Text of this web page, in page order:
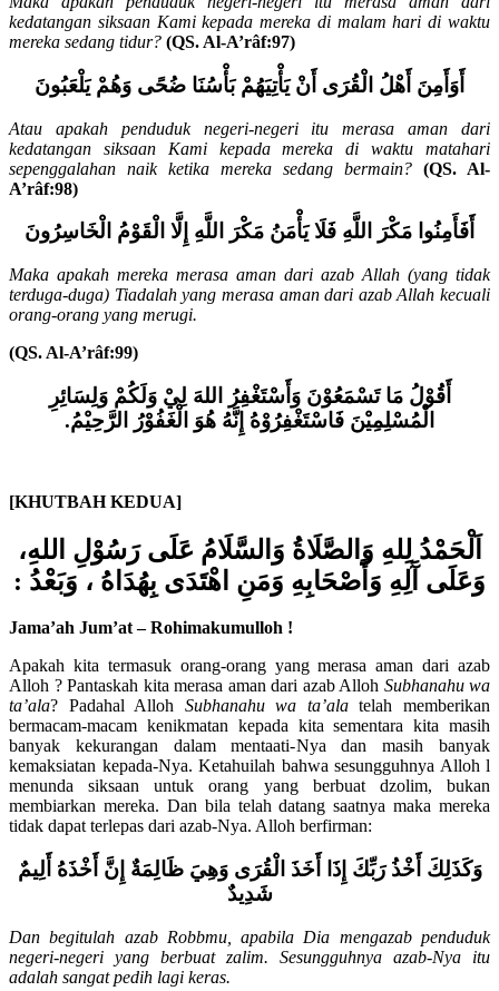
Maka apakah penduduk negeri-negeri itu merasa aman dari
kedatangan siksaan Kami kepada mereka di malam hari di waktu
(QS. Al-A’râf:97)
أَوَأَمِنَ أَهْلُ الْقُرَى أَنْ يَأْتِيَهُمْ بَأْسُنَا ضُحًى وَهُمْ يَلْعَبُونَ
Atau apakah penduduk negeri-negeri itu merasa aman dari
kedatangan siksaan Kami kepada mereka di waktu matahari
sepenggalahan naik ketika mereka sedang bermain?
أَفَأَمِنُوا مَكْرَ اللَّهِ فَلَا يَأْمَنُ مَكْرَ اللَّهِ إِلَّا الْقَوْمُ الْخَاسِرُونَ
Maka apakah mereka merasa aman dari azab Allah (yang tidak
terduga-duga) Tiadalah yang merasa aman dari azab Allah kecuali
قُوْلُ مَا تَسْمَعُوْنَ وَأَسْتَغْفِرُ اللهَ لِيْ وَلَكُمْ وَلِسَائِرِ
الْمُسْلِمِيْنَ فَاسْتَغْفِرُوْهُ إِنَّهُ هُوَ الْغَفُوْرُ الرَّحِيْمُ.
اَلْحَمْدُ لِلهِ وَالصَّلَاةُ وَالسَّلَامُ عَلَى رَسُوْلِ اللهِ،
وَعَلَى آَلِهِ وَأَصْحَابِهِ وَمَنِ اهْتَدَى بِهُدَاهُ ، وَبَعْدُ :
Apakah kita termasuk orang-orang yang merasa aman dari azab
Alloh ? Pantaskah kita merasa aman dari azab AllohSubhanahu wa
ta’ala? Padahal AllohSubhanahu wa ta’alatelah memberikan
bermacam-macam kenikmatan kepada kita sementara kita masih
banyak kekurangan dalam mentaati-Nya dan masih banyak
kemaksiatan kepada-Nya. Ketahuilah bahwa sesungguhnya Alloh l
menunda siksaan untuk orang yang berbuat dzolim, bukan
membiarkan mereka. Dan bila telah datang saatnya maka mereka
tidak dapat terlepas dari azab-Nya. Alloh berfirman:
وَكَذَلِكَ أَخْذُ رَبِّكَ إِذَا أَخَذَ الْقُرَى وَهِيَ ظَالِمَةٌ إِنَّ أَخْذَهُ أَلِيمٌ
Dan begitulah azab Robbmu, apabila Dia mengazab penduduk
negeri-negeri yang berbuat zalim. Sesungguhnya azab-Nya itu